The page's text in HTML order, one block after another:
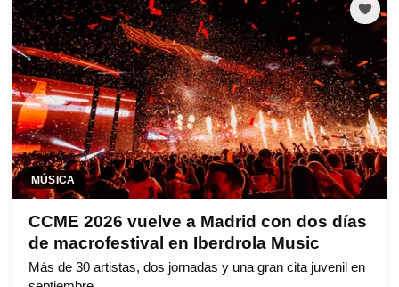
MÚSICA
CCME 2026 vuelve a Madrid con dos días
de macrofestival en Iberdrola Music
Más de 30 artistas, dos jornadas y una gran cita juvenil en